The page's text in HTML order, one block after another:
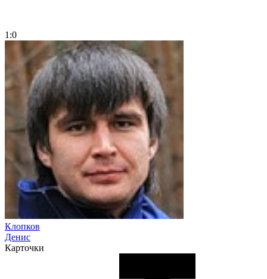
1:0
Клопков
Денис
Карточки